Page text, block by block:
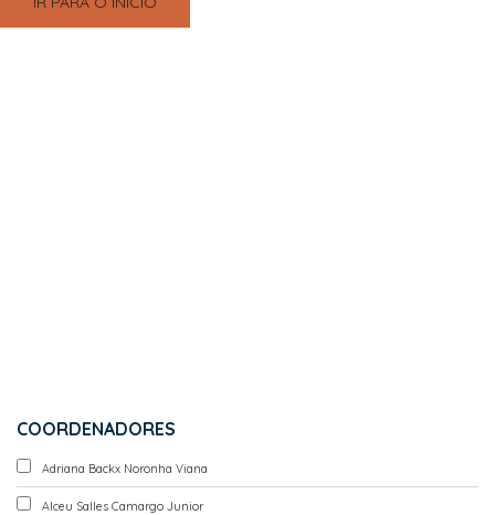
COORDENADORES
Adriana Backx Noronha Viana
Alceu Salles Camargo Junior